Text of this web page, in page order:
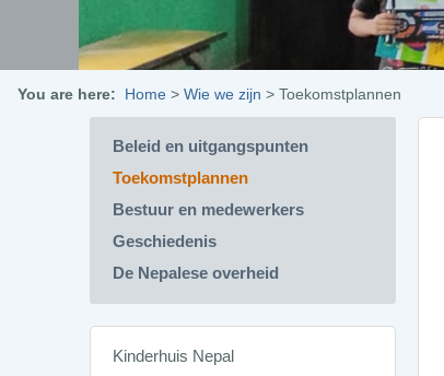
You are here: Home > Wie we zijn > Toekomstplannen
Beleid en uitgangspunten
Toekomstplannen
Bestuur en medewerkers
Geschiedenis
De Nepalese overheid
Kinderhuis Nepal